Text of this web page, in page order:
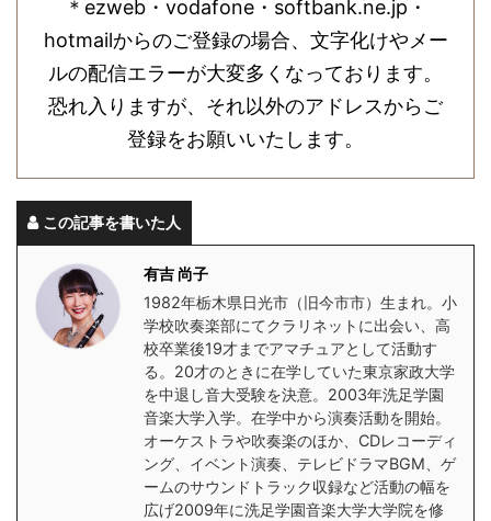
＊ezweb・vodafone・softbank.ne.jp・
hotmailからのご登録の場合、文字化けやメー
ルの配信エラーが大変多くなっております。
恐れ入りますが、それ以外のアドレスからご
登録をお願いいたします。
この記事を書いた人
有吉 尚子
1982年栃木県日光市（旧今市市）生まれ。小
学校吹奏楽部にてクラリネットに出会い、高
校卒業後19才までアマチュアとして活動す
る。20才のときに在学していた東京家政大学
を中退し音大受験を決意。2003年洗足学園
音楽大学入学。在学中から演奏活動を開始。
オーケストラや吹奏楽のほか、CDレコーディ
ング、イベント演奏、テレビドラマBGM、ゲ
ームのサウンドトラック収録など活動の幅を
広げ2009年に洗足学園音楽大学大学院を修